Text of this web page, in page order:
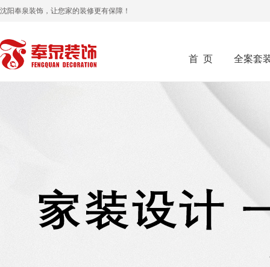
沈阳奉泉装饰，让您家的装修更有保障！
首 页 全案套